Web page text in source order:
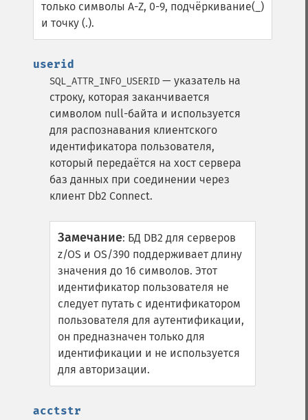
только символы A-Z, 0-9, подчёркивание(_)
и точку (.).
userid
SQL_ATTR_INFO_USERID — указатель на
строку, которая заканчивается
символом null-байта и используется
для распознавания клиентского
идентификатора пользователя,
который передаётся на хост сервера
баз данных при соединении через
клиент Db2 Connect.
Замечание: БД DB2 для серверов
z/OS и OS/390 поддерживает длину
значения до 16 символов. Этот
идентификатор пользователя не
следует путать с идентификатором
пользователя для аутентификации,
он предназначен только для
идентификации и не используется
для авторизации.
acctstr